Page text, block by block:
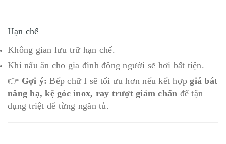
Hạn chế
Không gian lưu trữ hạn chế.
Khi nấu ăn cho gia đình đông người sẽ hơi bất tiện.
👉 Gợi ý: Bếp chữ I sẽ tối ưu hơn nếu kết hợpgiá bát
nâng hạ, kệ góc inox, ray trượt giảm chấn để tận
dụng triệt để từng ngăn tủ.